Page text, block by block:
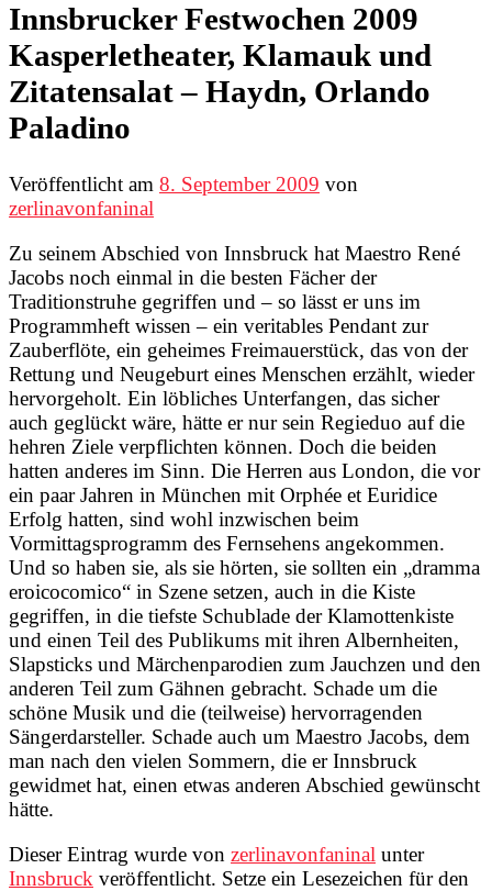
Innsbrucker Festwochen 2009
Kasperletheater, Klamauk und
Zitatensalat – Haydn, Orlando
Paladino
Veröffentlicht am 8. September 2009 von
zerlinavonfaninal
Zu seinem Abschied von Innsbruck hat Maestro René
Jacobs noch einmal in die besten Fächer der
Traditionstruhe gegriffen und – so lässt er uns im
Programmheft wissen – ein veritables Pendant zur
Zauberflöte, ein geheimes Freimauerstück, das von der
Rettung und Neugeburt eines Menschen erzählt, wieder
hervorgeholt. Ein löbliches Unterfangen, das sicher
auch geglückt wäre, hätte er nur sein Regieduo auf die
hehren Ziele verpflichten können. Doch die beiden
hatten anderes im Sinn. Die Herren aus London, die vor
ein paar Jahren in München mit Orphée et Euridice
Erfolg hatten, sind wohl inzwischen beim
Vormittagsprogramm des Fernsehens angekommen.
Und so haben sie, als sie hörten, sie sollten ein „dramma
eroicocomico“ in Szene setzen, auch in die Kiste
gegriffen, in die tiefste Schublade der Klamottenkiste
und einen Teil des Publikums mit ihren Albernheiten,
Slapsticks und Märchenparodien zum Jauchzen und den
anderen Teil zum Gähnen gebracht. Schade um die
schöne Musik und die (teilweise) hervorragenden
Sängerdarsteller. Schade auch um Maestro Jacobs, dem
man nach den vielen Sommern, die er Innsbruck
gewidmet hat, einen etwas anderen Abschied gewünscht
hätte.
Dieser Eintrag wurde von zerlinavonfaninal unter
Innsbruck veröffentlicht. Setze ein Lesezeichen für den